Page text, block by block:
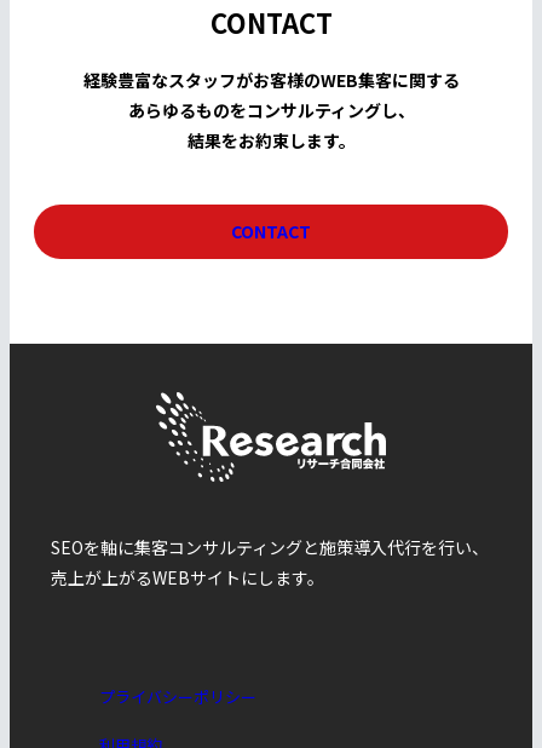
CONTACT
経験豊富なスタッフがお客様のWEB集客に関する
あらゆるものをコンサルティングし、
結果をお約束します。
CONTACT
SEOを軸に集客コンサルティングと施策導入代行を行い、
売上が上がるWEBサイトにします。
プライバシーポリシー